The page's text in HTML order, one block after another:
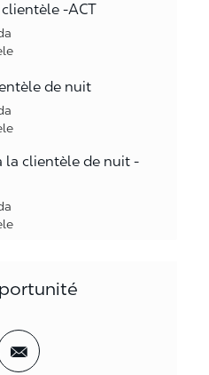
-ACT
de nuit
la clientèle de nuit -
par Facebook
<span